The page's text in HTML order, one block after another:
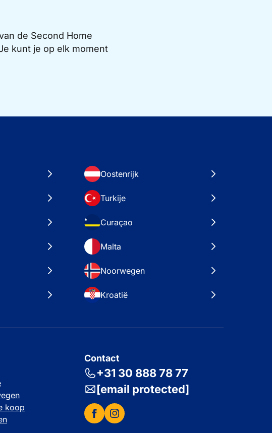
de Second Home
kunt je op elk moment
Oostenrijk
Turkije
Curaçao
Malta
Noorwegen
Kroatië
koop
Contact
+31 30 888 78 77
[email protected]